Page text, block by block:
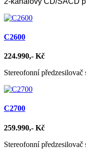
C2600
224.990,- Kč
Stereofonní
C2700
259.990,- Kč
Stereofonní